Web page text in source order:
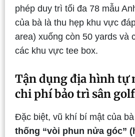
phép duy trì tối đa 78 mẫu
của bà là thu hẹp khu vực
area) xuống còn 50 yards
các khu vực tee box.
Tận dụng địa hình tự
chi phí bảo trì sân golf
Đặc biệt, vũ khí bí mật của
thống “vòi phun nửa góc”